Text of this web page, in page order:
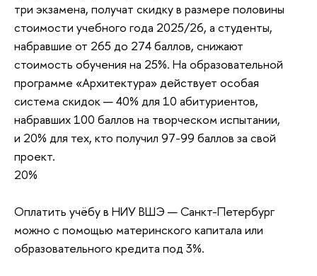
три экзамена, получат скидку в размере половины
стоимости учебного года 2025/26, а студенты,
набравшие от 265 до 274 баллов, снижают
стоимость обучения на 25%. На образовательной
программе «Архитектура» действует особая
система скидок — 40% для 10 абитуриентов,
набравших 100 баллов на творческом испытании,
и 20% для тех, кто получил 97-99 баллов за свой
проект.
20%
Оплатить учёбу в НИУ ВШЭ — Санкт-Петербург
можно с помощью материнского капитала или
образовательного кредита под 3%.